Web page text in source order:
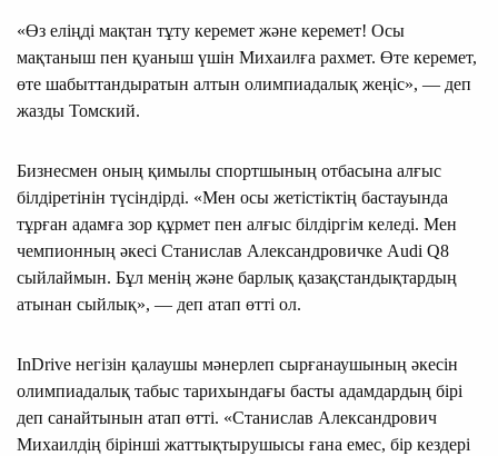
«Өз еліңді мақтан тұту керемет және керемет! Осы
мақтаныш пен қуаныш үшін Михаилға рахмет. Өте керемет,
өте шабыттандыратын алтын олимпиадалық жеңіс», — деп
жазды Томский.
Бизнесмен оның қимылы спортшының отбасына алғыс
білдіретінін түсіндірді. «Мен осы жетістіктің бастауында
тұрған адамға зор құрмет пен алғыс білдіргім келеді. Мен
чемпионның әкесі Станислав Александровичке Audi Q8
сыйлаймын. Бұл менің және барлық қазақстандықтардың
атынан сыйлық», — деп атап өтті ол.
InDrive негізін қалаушы мәнерлеп сырғанаушының әкесін
олимпиадалық табыс тарихындағы басты адамдардың бірі
деп санайтынын атап өтті. «Станислав Александрович
Михаилдің бірінші жаттықтырушысы ғана емес, бір кездері